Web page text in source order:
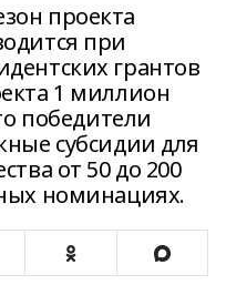
проекта
при
грантов
1 миллион
победители
субсидии для
от 50 до 200
номинациях.